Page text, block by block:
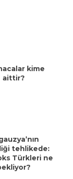
kime
aittir?
tehlikede:
Türkleri ne